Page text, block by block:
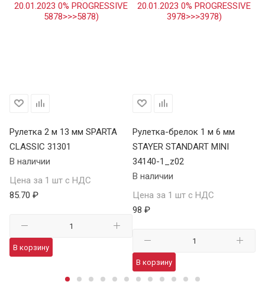
Рулетка 2 м 13 мм SPARTA
CLASSIC 31301
В наличии
Цена за 1 шт с НДС
85.70 ₽
В корзину
Рулетка-брелок 1 м 6 мм
STAYER STANDART MINI
34140-1_z02
В наличии
Цена за 1 шт с НДС
98 ₽
В корзину